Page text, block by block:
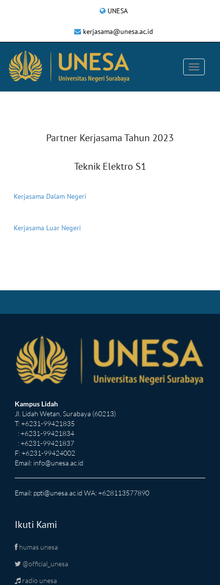
UNESA
kerjasama@unesa.ac.id
Partner Kerjasama Tahun 2023
Teknik Elektro S1
Kerjasama Dalam Negeri
Kerjasama Luar Negeri
Kampus Lidah
Jl. Lidah Wetan, Surabaya (60213)
T: +6231-99421835
: +6231-99421834
: +6231-99421837
F: +6231-99424002
Email: info@unesa.ac.id
Email: ppti@unesa.ac.id WA: +628113577890
Ikuti Kami
humas unesa
@official_unesa
radio unesa